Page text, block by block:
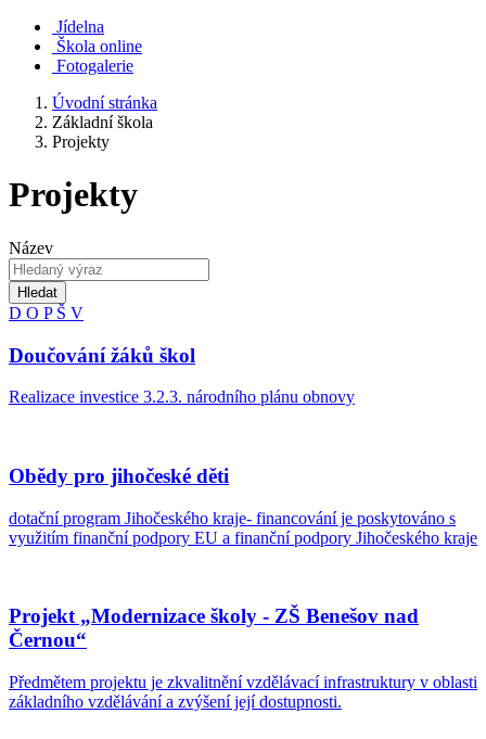
Jídelna
Škola online
Fotogalerie
Úvodní stránka
Základní škola
Projekty
Projekty
Název
Hledat
D O P Š V
Doučování žáků škol
Realizace investice 3.2.3. národního plánu obnovy
Obědy pro jihočeské děti
dotační program Jihočeského kraje- financování je poskytováno s
využitím finanční podpory EU a finanční podpory Jihočeského kraje
Projekt „Modernizace školy - ZŠ Benešov nad
Černou“
Předmětem projektu je zkvalitnění vzdělávací infrastruktury v oblasti
základního vzdělávání a zvýšení její dostupnosti.